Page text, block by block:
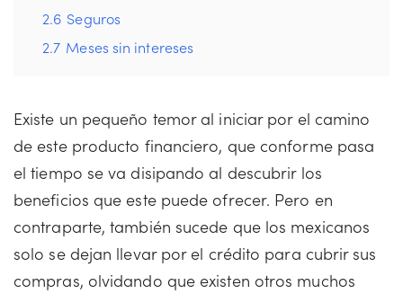
2.6 Seguros
2.7 Meses sin intereses
Existe un pequeño temor al iniciar por el camino
de este producto financiero, que conforme pasa
el tiempo se va disipando al descubrir los
beneficios que este puede ofrecer. Pero en
contraparte, también sucede que los mexicanos
solo se dejan llevar por el crédito para cubrir sus
compras, olvidando que existen otros muchos